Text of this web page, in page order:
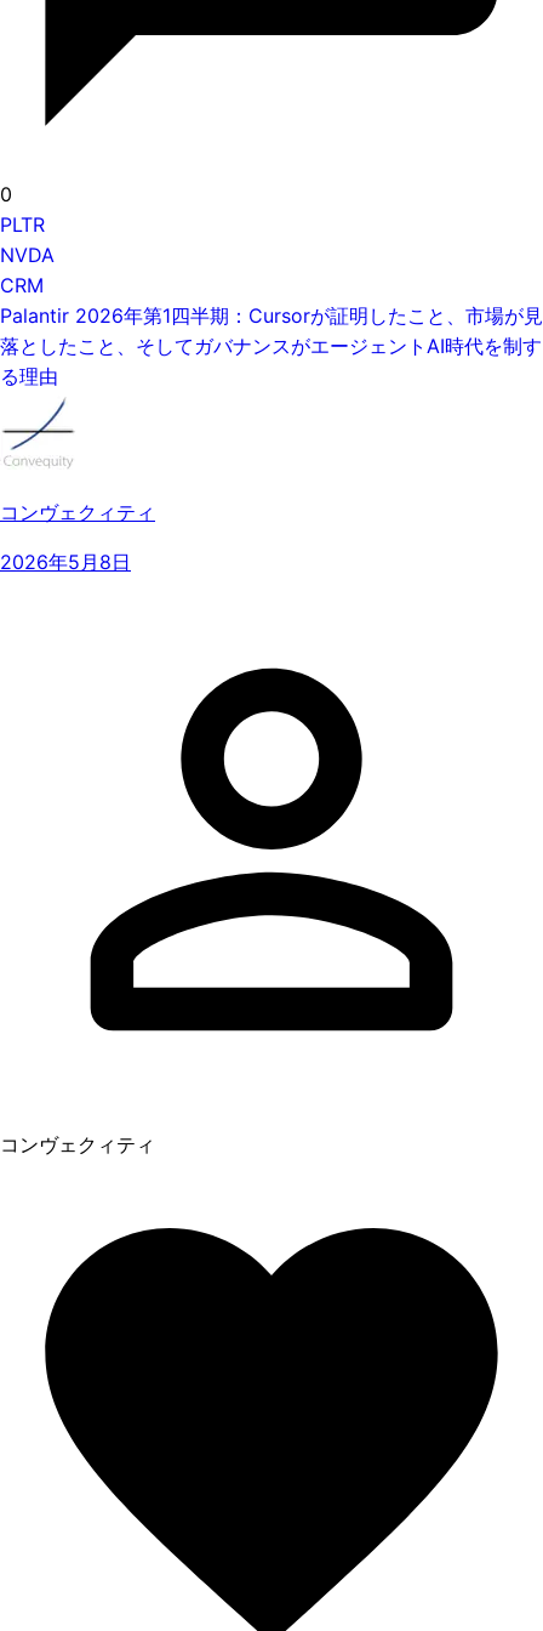
0
PLTR
NVDA
CRM
Palantir 2026年第1四半期：Cursorが証明したこと、市場が見
落としたこと、そしてガバナンスがエージェントAI時代を制す
る理由
コンヴェクィティ
2026年5月8日
コンヴェクィティ